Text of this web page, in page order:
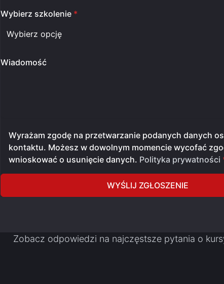
Wybierz szkolenie *
Wybierz opcję
Wiadomość
Wyrażam zgodę na przetwarzanie podanych danych
kontaktu. Możesz w dowolnym momencie wycofać
wnioskować o usunięcie danych. Polityka prywatności
WYŚLIJ ZGŁOSZENIE
Zobacz odpowiedzi na najczęstsze pytania o